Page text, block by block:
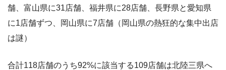
舗、富山県に31店舗、福井県に28店舗、長野県と愛知県
に1店舗ずつ、岡山県に7店舗（岡山県の熱狂的な集中出店
は謎）
合計118店舗のうち92%に該当する109店舗は北陸三県へ